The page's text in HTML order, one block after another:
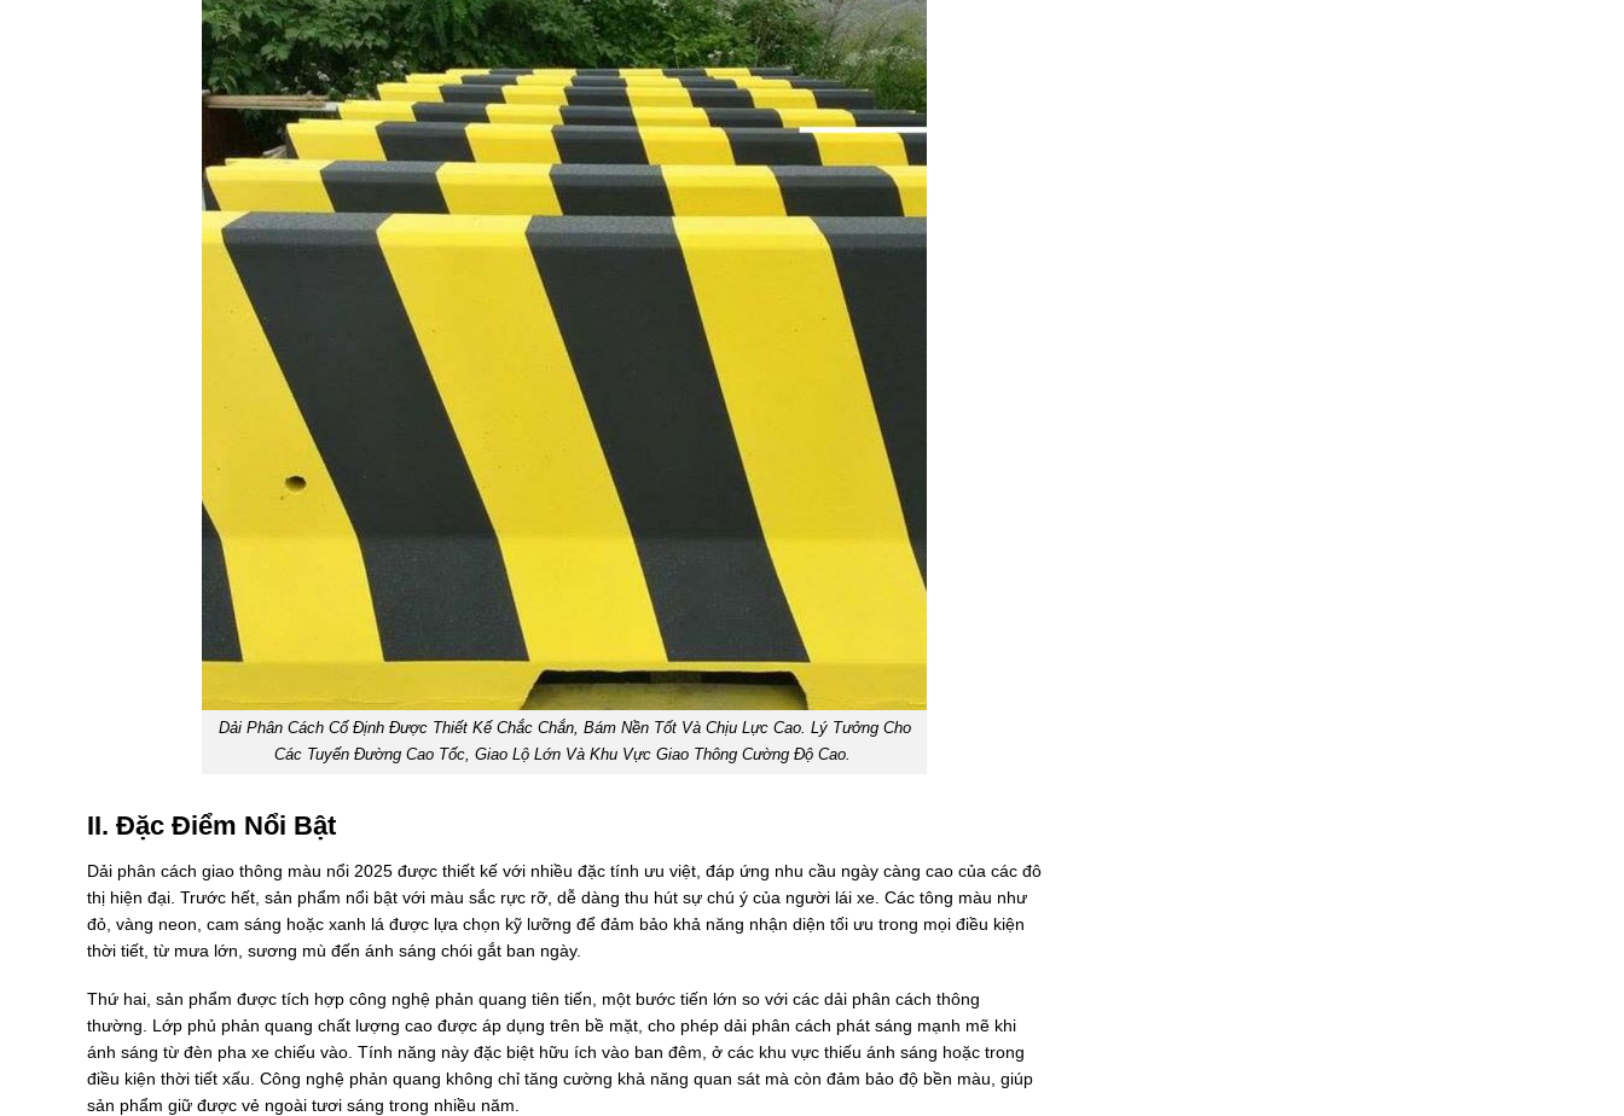
Dải Phân Cách Cố Định Được Thiết Kế Chắc Chắn, Bám Nền Tốt Và Chịu Lực Cao. Lý Tưởng Cho
Các Tuyến Đường Cao Tốc, Giao Lộ Lớn Và Khu Vực Giao Thông Cường Độ Cao.
II. Đặc Điểm Nổi Bật
Dải phân cách giao thông màu nổi 2025 được thiết kế với nhiều đặc tính ưu việt, đáp ứng nhu cầu ngày càng cao của các đô
thị hiện đại. Trước hết, sản phẩm nổi bật với màu sắc rực rỡ, dễ dàng thu hút sự chú ý của người lái xe. Các tông màu như
đỏ, vàng neon, cam sáng hoặc xanh lá được lựa chọn kỹ lưỡng để đảm bảo khả năng nhận diện tối ưu trong mọi điều kiện
thời tiết, từ mưa lớn, sương mù đến ánh sáng chói gắt ban ngày.
Thứ hai, sản phẩm được tích hợp công nghệ phản quang tiên tiến, một bước tiến lớn so với các dải phân cách thông
thường. Lớp phủ phản quang chất lượng cao được áp dụng trên bề mặt, cho phép dải phân cách phát sáng mạnh mẽ khi
ánh sáng từ đèn pha xe chiếu vào. Tính năng này đặc biệt hữu ích vào ban đêm, ở các khu vực thiếu ánh sáng hoặc trong
điều kiện thời tiết xấu. Công nghệ phản quang không chỉ tăng cường khả năng quan sát mà còn đảm bảo độ bền màu, giúp
sản phẩm giữ được vẻ ngoài tươi sáng trong nhiều năm.